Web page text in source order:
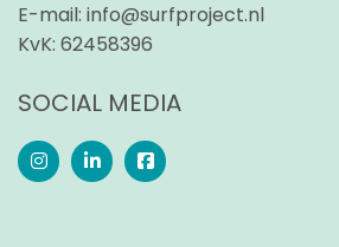
E-mail: info@surfproject.nl
KvK: 62458396
SOCIAL MEDIA